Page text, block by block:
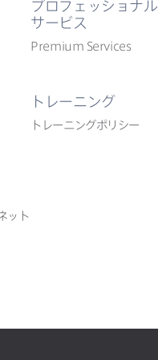
ット
プロフェッショナル
サービス
Premium Services
トレーニング
トレーニングポリシー